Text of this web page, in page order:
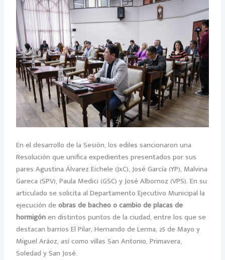
En el desarrollo de la Sesión, los ediles sancionaron una
Resolución que unifica expedientes presentados por sus
pares Agustina Álvarez Eichele (JxC), José García (YP), Malvina
Gareca (SPV), Paula Medici (GSC) y José Albornoz (VPS). En su
articulado se solicita al Departamento Ejecutivo Municipal la
ejecución deobras de bacheo o cambio de placas de
hormigónen distintos puntos de la ciudad, entre los que se
destacan barrios El Pilar, Hernando de Lerma, 25 de Mayo y
Miguel Aráoz, así como villas San Antonio, Primavera,
Soledad y San José.